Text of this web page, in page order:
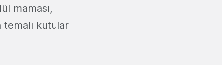
maması,
kutular